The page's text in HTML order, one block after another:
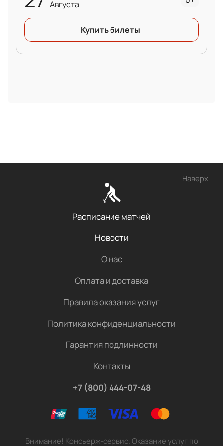
Августа
Купить билеты
Наверх
Расписание матчей
Новости
О нас
Оплата и доставка
Правила оказания услуг
Политика конфиденциальности
Гарантия подлинности
Контакты
+7 (800) 444-07-48
Внимание! Консьерж-сервис. Оказание услуг по